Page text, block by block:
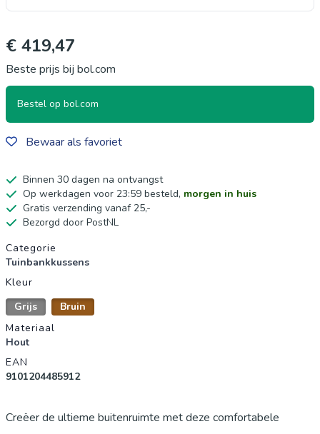
€ 419,47
Beste prijs bij bol.com
Bestel op bol.com
Bewaar als favoriet
Binnen 30 dagen na ontvangst
Op werkdagen voor 23:59 besteld, morgen in huis
Gratis verzending vanaf 25,-
Bezorgd door PostNL
Productgegevens
Categorie
Tuinbankkussens
Kleur
Grijs
Bruin
Materiaal
Hout
EAN
9101204485912
Creëer de ultieme buitenruimte met deze comfortabele